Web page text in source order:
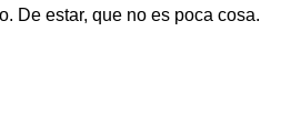
De estar, que no es poca cosa.